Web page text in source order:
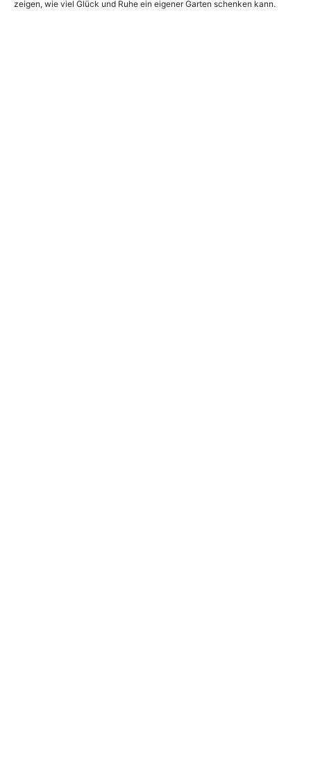
zeigen, wie viel Glück und Ruhe ein eigener Garten schenken kann.